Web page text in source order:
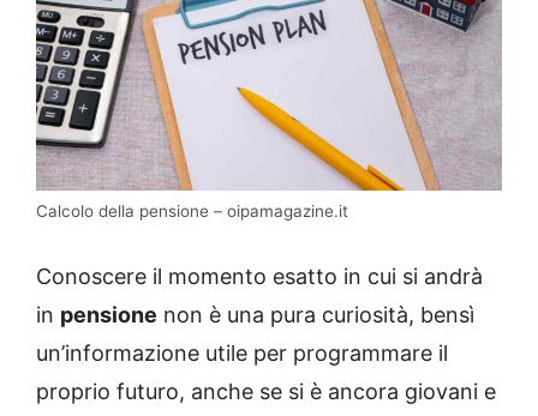
Calcolo della pensione – oipamagazine.it
Conoscere il momento esatto in cui si andrà
in pensione non è una pura curiosità, bensì
un’informazione utile per programmare il
proprio futuro, anche se si è ancora giovani e